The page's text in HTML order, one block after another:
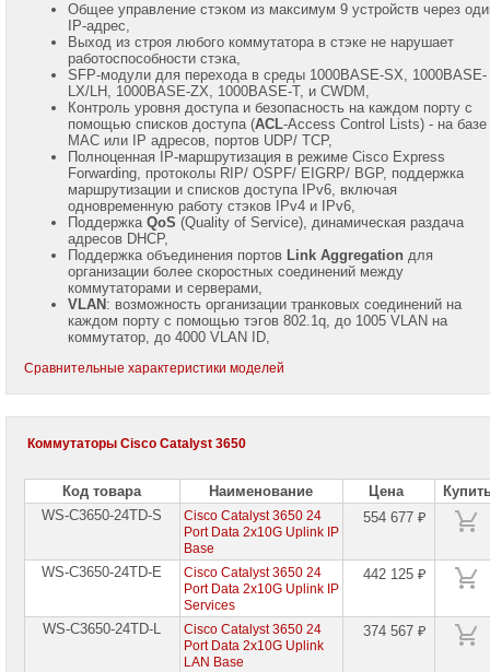
Владимир
Комен
Mobile:
+7
(985)
768-
8583
Telegram:
+7
(985)
768-
8583
WhatsApp:
768-
+7
Александр
Mobile:
0005
Общее управление стэком из максимум 9 устройств через
IP-адрес,
Выход из строя любого коммутатора в стэке не нарушает
работоспособности стэка,
SFP-модули для перехода в среды 1000BASE-SX, 1000BASE-
LX/LH, 1000BASE-ZX, 1000BASE-T, и CWDM,
Контроль уровня доступа и безопасность на каждом порту с
помощью списков доступа (ACL-Access Control Lists) - на базе
MAC или IP адресов, портов UDP/ TCP,
Полноценная IP-маршрутизация в режиме Cisco Express
Forwarding, протоколы RIP/ OSPF/ EIGRP/ BGP, поддержка
маршрутизации и списков доступа IPv6, включая
одновременную работу стэков IPv4 и IPv6,
Поддержка QoS (Quality of Service), динамическая раздача
адресов DHCP,
Поддержка объединения портов Link Aggregation для
организации более скоростных соединений между
коммутаторами и серверами,
VLAN : возможность организации транковых соединений на
каждом порту с помощью тэгов 802.1q, до 1005 VLAN на
коммутатор, до 4000 VLAN ID,
Сравнительные характеристики моделей
Коммутаторы Cisco Catalyst 3650
Код товара Наименование Цена
WS-C3650-24TD-S
Cisco Catalyst 3650 24
Port Data 2x10G Uplink IP
Base
554 677 ₽
WS-C3650-24TD-E
Cisco Catalyst 3650 24
Port Data 2x10G Uplink IP
Services
442 125 ₽
WS-C3650-24TD-L
Cisco Catalyst 3650 24
Port Data 2x10G Uplink
LAN Base
374 567 ₽